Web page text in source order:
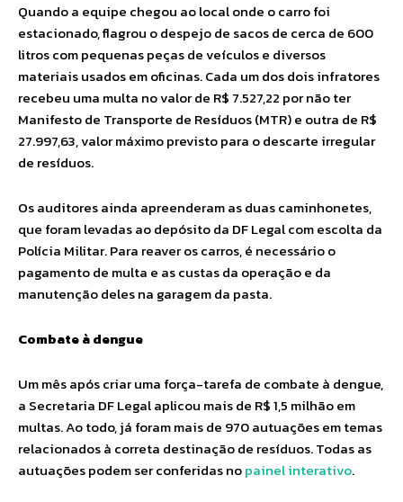
Quando a equipe chegou ao local onde o carro foi
estacionado, flagrou o despejo de sacos de cerca de 600
litros com pequenas peças de veículos e diversos
materiais usados em oficinas. Cada um dos dois infratores
recebeu uma multa no valor de R$ 7.527,22 por não ter
Manifesto de Transporte de Resíduos (MTR) e outra de R$
27.997,63, valor máximo previsto para o descarte irregular
de resíduos.
Os auditores ainda apreenderam as duas caminhonetes,
que foram levadas ao depósito da DF Legal com escolta da
Polícia Militar. Para reaver os carros, é necessário o
pagamento de multa e as custas da operação e da
manutenção deles na garagem da pasta.
Combate à dengue
Um mês após criar uma força-tarefa de combate à dengue,
a Secretaria DF Legal aplicou mais de R$ 1,5 milhão em
multas. Ao todo, já foram mais de 970 autuações em temas
relacionados à correta destinação de resíduos. Todas as
autuações podem ser conferidas nopainel interativo.